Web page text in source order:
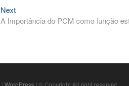
NextNext
post:
A Importância do PCM como função
| WordPress | © Copyright All right reserved